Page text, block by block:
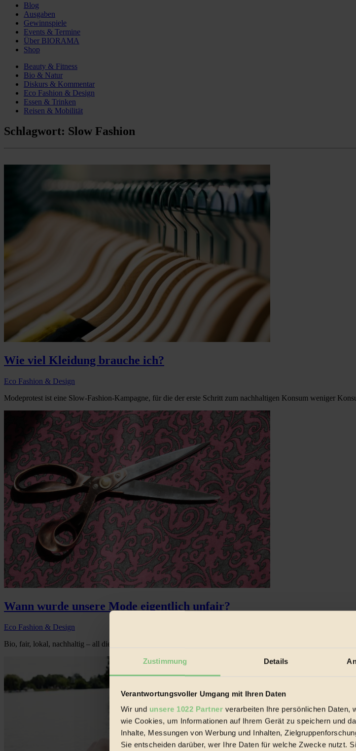
Zustimmung Details
Verantwortungsvoller Umgang mit Ihren Daten
Wir und unsere 1022 Partner verarbeiten Ihre persönlichen Daten,
wie Cookies, um Informationen auf Ihrem Gerät zu speichern und
Inhalte, Messungen von Werbung und Inhalten,
Sie entscheiden darüber, wer Ihre Daten für welche Zwecke nutzt.
Blog
Ausgaben
Gewinnspiele
Events & Termine
Über BIORAMA
Shop
Beauty & Fitness
Bio & Natur
Diskurs & Kommentar
Eco Fashion & Design
Essen & Trinken
Reisen & Mobilität
Schlagwort: Slow Fashion
Wie viel Kleidung brauche ich?
Eco Fashion & Design
Modeprotest ist eine Slow-Fashion-Kampagne, für die der erste Schritt zum nachhaltigen Konsum weniger
Wann wurde unsere Mode eigentlich unfair?
Eco Fashion & Design
Bio, fair, lokal, nachhaltig – all diese Ansprüche könnte man an Textilien genauso stellen wie an Lebensmittel...